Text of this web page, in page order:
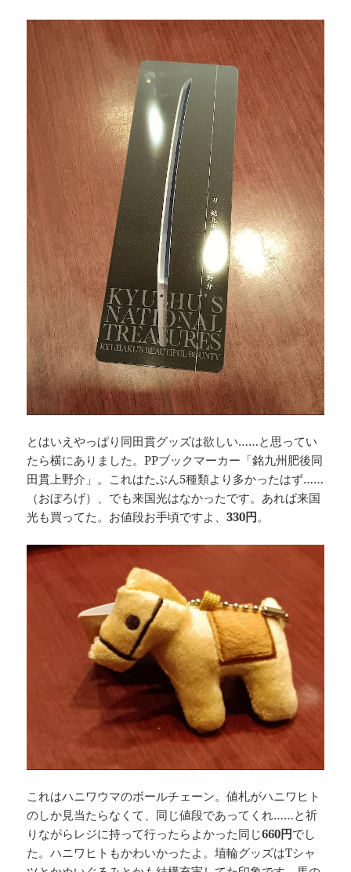
とはいえやっぱり同田貫グッズは欲しい……と思ってい
たら横にありました。PPブックマーカー「銘九州肥後同
田貫上野介」。これはたぶん5種類より多かったはず……
（おぼろげ）、でも来国光はなかったです。あれば来国
光も買ってた。お値段お手頃ですよ、330円。
これはハニワウマのボールチェーン。値札がハニワヒト
のしか見当たらなくて、同じ値段であってくれ……と祈
りながらレジに持って行ったらよかった同じ660円でし
た。ハニワヒトもかわいかったよ。埴輪グッズはTシャ